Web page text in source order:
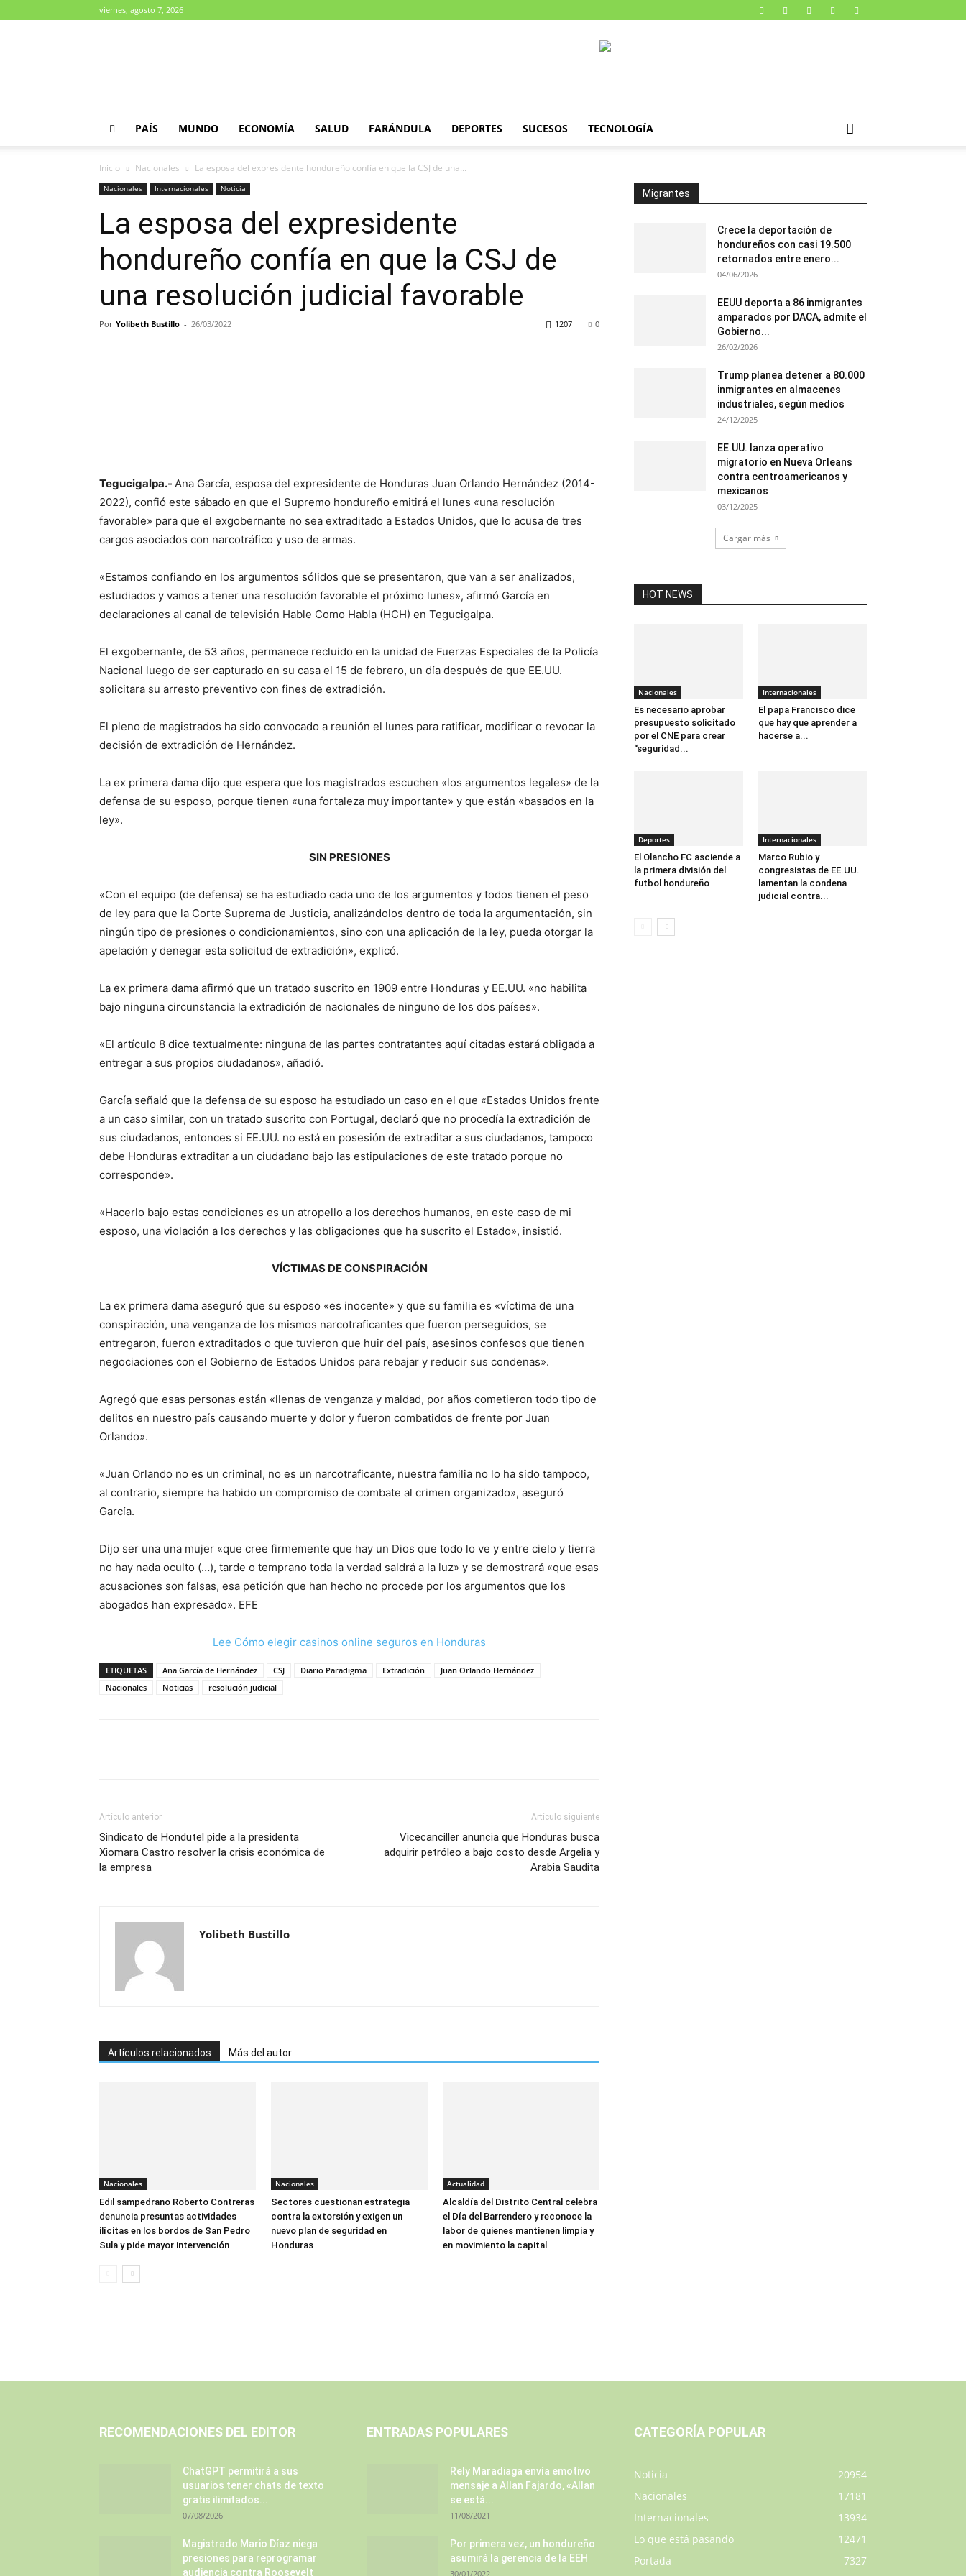
viernes, agosto 7, 2026
PAÍS MUNDO ECONOMÍA SALUD FARÁNDULA DEPORTES SUCESOS TECNOLOGÍA
Inicio Nacionales La esposa del expresidente hondureño confía en que la CSJ de una...
Nacionales Internacionales Noticia
La esposa del expresidente
hondureño confía en que la CSJ de
una resolución judicial favorable
Por Yolibeth Bustillo - 26/03/2022 0
1207
Tegucigalpa.- Ana García, esposa del expresidente de Honduras Juan Orlando Hernández (2014-
2022), confió este sábado en que el Supremo hondureño emitirá el lunes «una resolución
favorable» para que el exgobernante no sea extraditado a Estados Unidos, que lo acusa de tres
cargos asociados con narcotráfico y uso de armas.
«Estamos confiando en los argumentos sólidos que se presentaron, que van a ser analizados,
estudiados y vamos a tener una resolución favorable el próximo lunes», afirmó García en
declaraciones al canal de televisión Hable Como Habla (HCH) en Tegucigalpa.
El exgobernante, de 53 años, permanece recluido en la unidad de Fuerzas Especiales de la Policía
Nacional luego de ser capturado en su casa el 15 de febrero, un día después de que EE.UU.
solicitara su arresto preventivo con fines de extradición.
El pleno de magistrados ha sido convocado a reunión el lunes para ratificar, modificar o revocar la
decisión de extradición de Hernández.
La ex primera dama dijo que espera que los magistrados escuchen «los argumentos legales» de la
defensa de su esposo, porque tienen «una fortaleza muy importante» y que están «basados en la
ley».
SIN PRESIONES
«Con el equipo (de defensa) se ha estudiado cada uno de los argumentos y todos tienen el peso
de ley para que la Corte Suprema de Justicia, analizándolos dentro de toda la argumentación, sin
ningún tipo de presiones o condicionamientos, sino con una aplicación de la ley, pueda otorgar la
apelación y denegar esta solicitud de extradición», explicó.
La ex primera dama afirmó que un tratado suscrito en 1909 entre Honduras y EE.UU. «no habilita
bajo ninguna circunstancia la extradición de nacionales de ninguno de los dos países».
«El artículo 8 dice textualmente: ninguna de las partes contratantes aquí citadas estará obligada a
entregar a sus propios ciudadanos», añadió.
García señaló que la defensa de su esposo ha estudiado un caso en el que «Estados Unidos frente
a un caso similar, con un tratado suscrito con Portugal, declaró que no procedía la extradición de
sus ciudadanos, entonces si EE.UU. no está en posesión de extraditar a sus ciudadanos, tampoco
debe Honduras extraditar a un ciudadano bajo las estipulaciones de este tratado porque no
corresponde».
«Hacerlo bajo estas condiciones es un atropello a los derechos humanos, en este caso de mi
esposo, una violación a los derechos y las obligaciones que ha suscrito el Estado», insistió.
VÍCTIMAS DE CONSPIRACIÓN
La ex primera dama aseguró que su esposo «es inocente» y que su familia es «víctima de una
conspiración, una venganza de los mismos narcotraficantes que fueron perseguidos, se
entregaron, fueron extraditados o que tuvieron que huir del país, asesinos confesos que tienen
negociaciones con el Gobierno de Estados Unidos para rebajar y reducir sus condenas».
Agregó que esas personas están «llenas de venganza y maldad, por años cometieron todo tipo de
delitos en nuestro país causando muerte y dolor y fueron combatidos de frente por Juan
Orlando».
«Juan Orlando no es un criminal, no es un narcotraficante, nuestra familia no lo ha sido tampoco,
al contrario, siempre ha habido un compromiso de combate al crimen organizado», aseguró
García.
Dijo ser una una mujer «que cree firmemente que hay un Dios que todo lo ve y entre cielo y tierra
no hay nada oculto (…), tarde o temprano toda la verdad saldrá a la luz» y se demostrará «que esas
acusaciones son falsas, esa petición que han hecho no procede por los argumentos que los
abogados han expresado». EFE
Lee Cómo elegir casinos online seguros en Honduras
ETIQUETAS Ana García de Hernández CSJ Diario Paradigma Extradición
Juan Orlando Hernández
Nacionales
Noticias resolución judicial
Artículo anterior
Sindicato de Hondutel pide a la presidenta
Xiomara Castro resolver la crisis económica de
la empresa
Artículo siguiente
Vicecanciller anuncia que Honduras busca
adquirir petróleo a bajo costo desde Argelia y
Arabia Saudita
Yolibeth Bustillo
Artículos relacionados Más del autor
Nacionales
Edil sampedrano Roberto Contreras
denuncia presuntas actividades
ilícitas en los bordos de San Pedro
Sula y pide mayor intervención
Nacionales
Sectores cuestionan estrategia
contra la extorsión y exigen un
nuevo plan de seguridad en
Honduras
Actualidad
Alcaldía del Distrito Central celebra
el Día del Barrendero y reconoce la
labor de quienes mantienen limpia y
en movimiento la capital
Migrantes
Crece la deportación de
hondureños con casi 19.500
retornados entre enero...
04/06/2026
EEUU deporta a 86 inmigrantes
amparados por DACA, admite el
Gobierno...
26/02/2026
Trump planea detener a 80.000
inmigrantes en almacenes
industriales, según medios
24/12/2025
EE.UU. lanza operativo
migratorio en Nueva Orleans
contra centroamericanos y
mexicanos
03/12/2025
Cargar más
HOT NEWS
Nacionales
Es necesario aprobar
presupuesto solicitado
por el CNE para crear
“seguridad...
Internacionales
El papa Francisco dice
que hay que aprender a
hacerse a...
Deportes
El Olancho FC asciende a
la primera división del
futbol hondureño
Internacionales
Marco Rubio y
congresistas de EE.UU.
lamentan la condena
judicial contra...
RECOMENDACIONES DEL EDITOR
ChatGPT permitirá a sus
usuarios tener chats de texto
gratis ilimitados...
07/08/2026
Magistrado Mario Díaz niega
presiones para reprogramar
audiencia contra Roosevelt
ENTRADAS POPULARES
Rely Maradiaga envía emotivo
mensaje a Allan Fajardo, «Allan
se está...
11/08/2021
Por primera vez, un hondureño
asumirá la gerencia de la EEH
30/01/2022
CATEGORÍA POPULAR
Noticia
20954
Nacionales
17181
Internacionales
13934
Lo que está pasando
12471
Portada
7327